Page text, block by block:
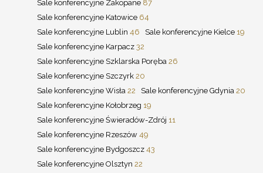
Sale konferencyjne Zakopane 87
Sale konferencyjne Katowice 64
Sale konferencyjne Lublin 46 Sale konferencyjne Kielce 19
Sale konferencyjne Karpacz 32
Sale konferencyjne Szklarska Poręba 26
Sale konferencyjne Szczyrk 20
Sale konferencyjne Wisła 22 Sale konferencyjne Gdynia 20
Sale konferencyjne Kołobrzeg 19
Sale konferencyjne Świeradów-Zdrój 11
Sale konferencyjne Rzeszów 49
Sale konferencyjne Bydgoszcz 43
Sale konferencyjne Olsztyn 22